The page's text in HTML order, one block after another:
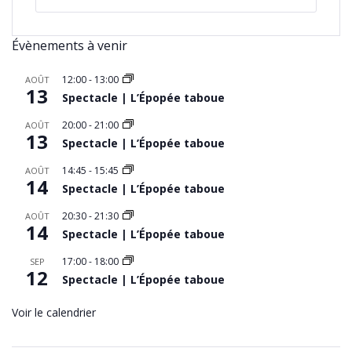
Évènements à venir
AOÛT
13
12:00- 13:00
Spectacle | L’Épopée taboue
AOÛT
13
20:00-21:00
Spectacle | L’Épopée taboue
AOÛT
14
14:45 - 15:45
Spectacle | L’Épopée taboue
AOÛT
14
20:30-21:30
Spectacle | L’Épopée taboue
SEP
12
17:00- 18:00
Spectacle | L’Épopée taboue
Voir le calendrier